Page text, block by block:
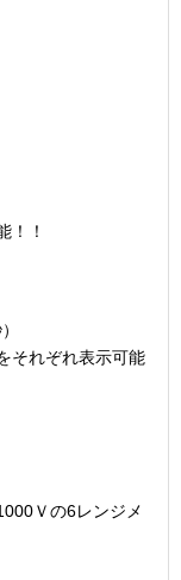
！！
それぞれ表示可能
Ｖの6レンジメ